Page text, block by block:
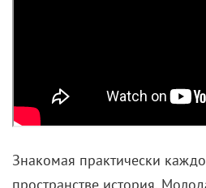
Знакомая практически
пространстве история.